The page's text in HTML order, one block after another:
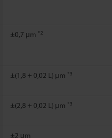
±0,7 μm *2
±(1,8 + 0,02 L) μm *3
±(2,8 + 0,02 L) μm *3
±2 μm